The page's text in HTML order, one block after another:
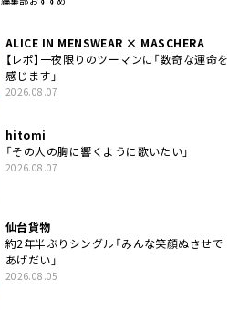
ALICE IN MENSWEAR × MASCHERA
【レポ】一夜限りのツーマンに「数奇な運命を
感じます」
2026.08.07
hitomi
「その人の胸に響くように歌いたい」
2026.08.07
仙台貨物
約2年半ぶりシングル「みんな笑顔ぬさせで
あげだい」
2026.08.05